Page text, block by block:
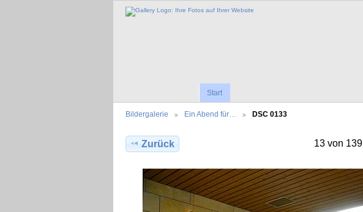
Start
Bildergalerie Ein Abend für… DSC 0133
Zurück 13 von 139